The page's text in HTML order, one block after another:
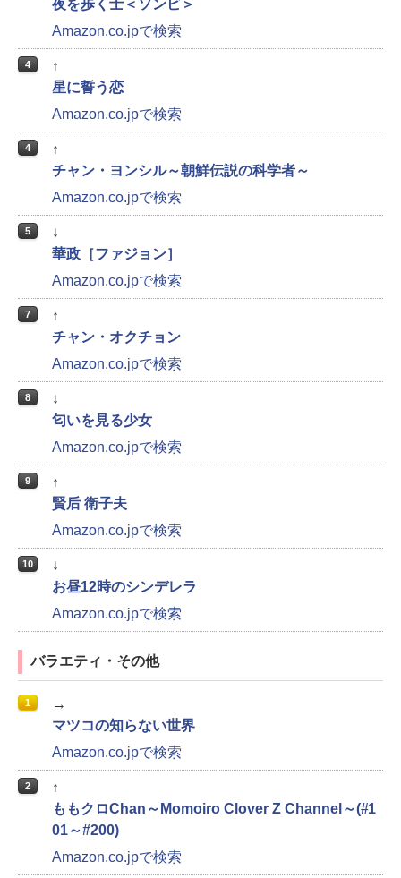
夜を歩く士＜ソンビ＞
Amazon.co.jpで検索
4
↑
星に誓う恋
Amazon.co.jpで検索
4
↑
チャン・ヨンシル～朝鮮伝説の科学者～
Amazon.co.jpで検索
5
↓
華政［ファジョン］
Amazon.co.jpで検索
7
↑
チャン・オクチョン
Amazon.co.jpで検索
8
↓
匂いを見る少女
Amazon.co.jpで検索
9
↑
賢后 衛子夫
Amazon.co.jpで検索
10
↓
お昼12時のシンデレラ
Amazon.co.jpで検索
バラエティ・その他
1
→
マツコの知らない世界
Amazon.co.jpで検索
2
↑
ももクロChan～Momoiro Clover Z Channel～(#1
01～#200)
Amazon.co.jpで検索